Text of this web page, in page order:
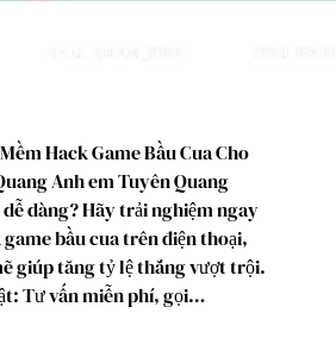
Hack Game Bầu Cua Cho
Anh em Tuyên Quang
dàng? Hãy trải nghiệm ngay
bầu cua trên điện thoại,
giúp tăng tỷ lệ thắng vượt trội.
Tư vấn miễn phí, gọi…